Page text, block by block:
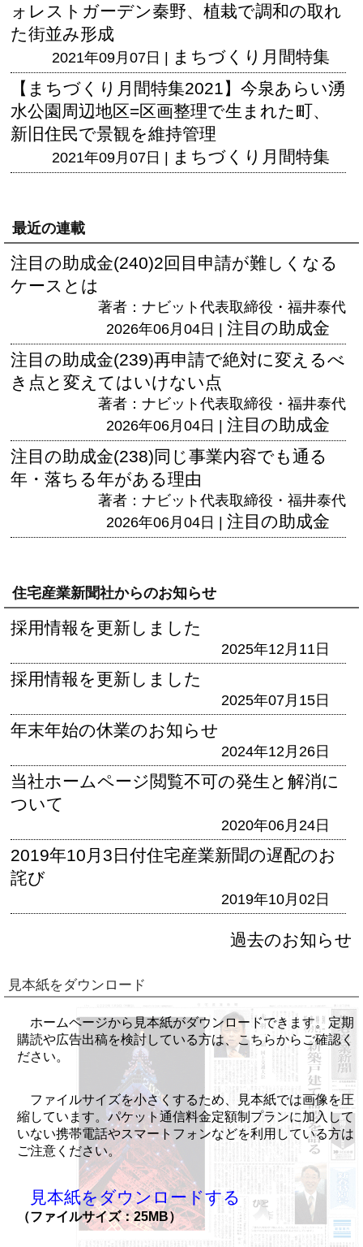
ォレストガーデン秦野、植栽で調和の取れ
た街並み形成
2021年09月07日 | まちづくり月間特集
【まちづくり月間特集2021】今泉あらい湧
水公園周辺地区=区画整理で生まれた町、
新旧住民で景観を維持管理
2021年09月07日 | まちづくり月間特集
最近の連載
注目の助成金(240)2回目申請が難しくなる
ケースとは
著者：ナビット代表取締役・福井泰代
2026年06月04日 | 注目の助成金
注目の助成金(239)再申請で絶対に変えるべ
き点と変えてはいけない点
著者：ナビット代表取締役・福井泰代
2026年06月04日 | 注目の助成金
注目の助成金(238)同じ事業内容でも通る
年・落ちる年がある理由
著者：ナビット代表取締役・福井泰代
2026年06月04日 | 注目の助成金
住宅産業新聞社からのお知らせ
採用情報を更新しました
2025年12月11日
採用情報を更新しました
2025年07月15日
年末年始の休業のお知らせ
2024年12月26日
当社ホームページ閲覧不可の発生と解消に
ついて
2020年06月24日
2019年10月3日付住宅産業新聞の遅配のお
詫び
2019年10月02日
過去のお知らせ
見本紙をダウンロード
ホームページから見本紙がダウンロードできます。定期
購読や広告出稿を検討している方は、こちらからご確認く
ださい。
ファイルサイズを小さくするため、見本紙では画像を圧
縮しています。パケット通信料金定額制プランに加入して
いない携帯電話やスマートフォンなどを利用している方は
ご注意ください。
見本紙をダウンロードする
（ファイルサイズ：25MB）